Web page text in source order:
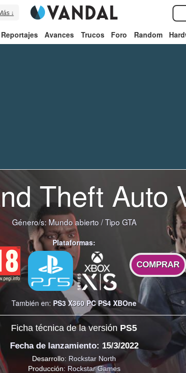
↓
Reportajes Avances Trucos Foro Random
Theft Auto
Género/s: Mundo abierto /Tipo GTA
Plataformas:
COMPRAR
También en: PS3 X360 PC PS4 XBOne
Ficha técnica de la versión PS5
Fecha de lanzamiento: 15/3/2022
Desarrollo: Rockstar North
Producción: Rockstar Games